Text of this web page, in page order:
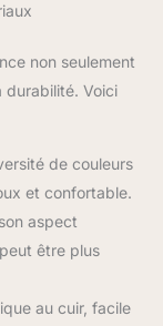
non seulement
durabilité. Voici
de couleurs
et confortable.
aspect
être plus
au cuir, facile